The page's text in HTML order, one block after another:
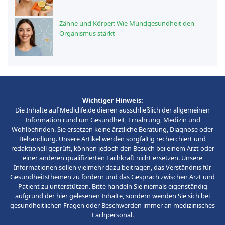
Zähne und Körper: Wie Mundgesundheit den
Organismus stärkt
Wichtiger Hinweis:
Die Inhalte auf Mediclife.de dienen ausschließlich der allgemeinen
Information rund um Gesundheit, Ernährung, Medizin und
Wohlbefinden. Sie ersetzen keine ärztliche Beratung, Diagnose oder
Behandlung. Unsere Artikel werden sorgfältig recherchiert und
redaktionell geprüft, können jedoch den Besuch bei einem Arzt oder
einer anderen qualifizierten Fachkraft nicht ersetzen. Unsere
Informationen sollen vielmehr dazu beitragen, das Verständnis für
Gesundheitsthemen zu fördern und das Gespräch zwischen Arzt und
Patient zu unterstützen. Bitte handeln Sie niemals eigenständig
aufgrund der hier gelesenen Inhalte, sondern wenden Sie sich bei
gesundheitlichen Fragen oder Beschwerden immer an medizinisches
Fachpersonal.